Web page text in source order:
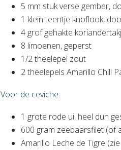
5 mm stuk verse gember,
1 klein teentje knoflook,
4 grof gehakte
8 limoenen, geperst
1/2 theelepel zout
2 theelepels Amarillo Chili
Voor de ceviche:
1 grote rode ui, heel dun
600 gram zeebaarsfilet (of
Amarillo Leche de Tigre